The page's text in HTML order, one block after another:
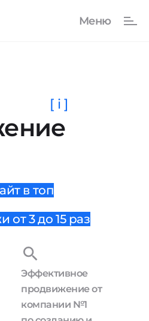
[ i ]
в топ
3 до 15 раз
Эффективное
продвижение от
компании №1